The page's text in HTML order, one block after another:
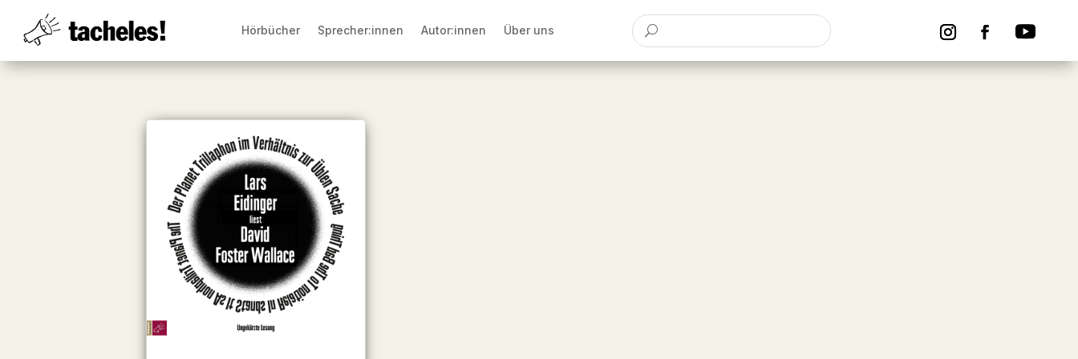
Hörbücher Sprecher:innen Autor:innen Über uns